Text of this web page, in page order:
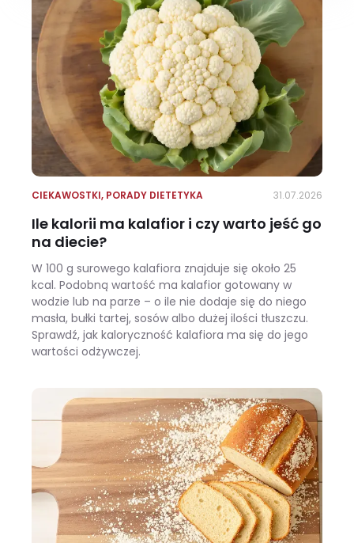
CIEKAWOSTKI, PORADY DIETETYKA 31.07.2026
Ile kalorii ma kalafior i czy warto jeść go
na diecie?
W 100 g surowego kalafiora znajduje się około 25
kcal. Podobną wartość ma kalafior gotowany w
wodzie lub na parze – o ile nie dodaje się do niego
masła, bułki tartej, sosów albo dużej ilości tłuszczu.
Sprawdź, jak kaloryczność kalafiora ma się do jego
wartości odżywczej.